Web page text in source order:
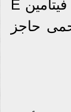
المكسرات غنية بفيتامين E، الذي طالما يوصف بأنه المنقذ للعناية بالبشرة ، فيتامين E
المؤكسدة، ومثل الأحماض الدهنية أوميجا 3، يحمى حاجز